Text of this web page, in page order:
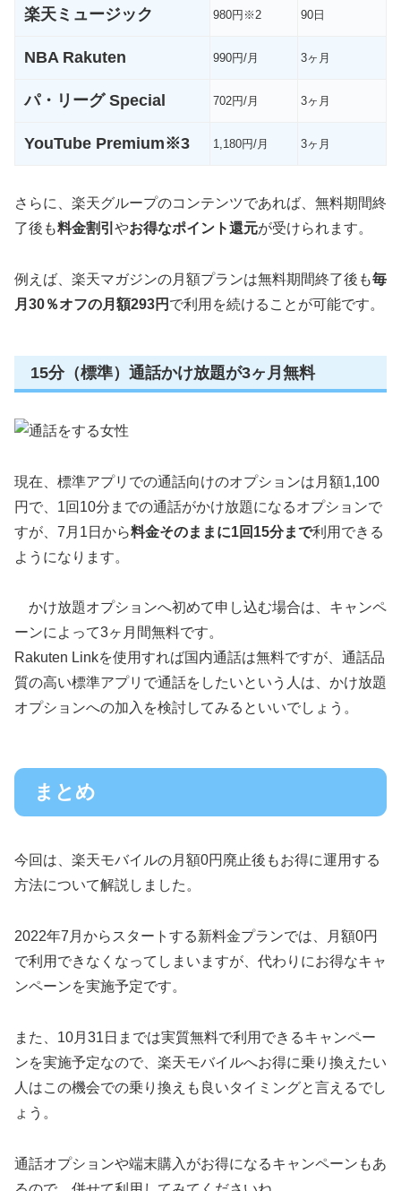
楽天ミュージック 980円※2 90日
NBA Rakuten 990円/月 3ヶ月
パ・リーグ Special 702円/月 3ヶ月
YouTube Premium※3 1,180円/月 3ヶ月
さらに、楽天グループのコンテンツであれば、無料期間終
了後も料金割引 やお得なポイント還元が受けられます。
例えば、楽天マガジンの月額プランは無料期間終了後も毎
月30％オフの月額293円 で利用を続けることが可能です。
15分（標準）通話かけ放題が3ヶ月無料
現在、標準アプリでの通話向けのオプションは月額1,100
円で、1回10分までの通話がかけ放題になるオプションで
すが、7月1日から料金そのままに1回15分まで利用できる
ようになります。
かけ放題オプションへ初めて申し込む場合は、キャンペ
ーンによって3ヶ月間無料です。
Rakuten Linkを使用すれば国内通話は無料ですが、通話品
質の高い標準アプリで通話をしたいという人は、かけ放題
オプションへの加入を検討してみるといいでしょう。
まとめ
今回は、楽天モバイルの月額0円廃止後もお得に運用する
方法について解説しました。
2022年7月からスタートする新料金プランでは、月額0円
で利用できなくなってしまいますが、代わりにお得なキャ
ンペーンを実施予定です。
また、10月31日までは実質無料で利用できるキャンペー
ンを実施予定なので、楽天モバイルへお得に乗り換えたい
人はこの機会での乗り換えも良いタイミングと言えるでし
ょう。
通話オプションや端末購入がお得になるキャンペーンもあ